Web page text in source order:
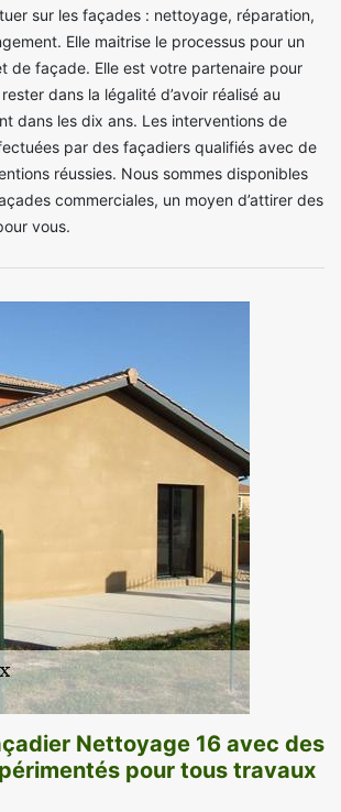
sur les façades : nettoyage, réparation,
Elle maitrise le processus pour un
de façade. Elle est votre partenaire pour
dans la légalité d’avoir réalisé au
dans les dix ans. Les interventions de
par des façadiers qualifiés avec de
réussies. Nous sommes disponibles
commerciales, un moyen d’attirer des
vous.
Nettoyage 16 avec des
pour tous travaux